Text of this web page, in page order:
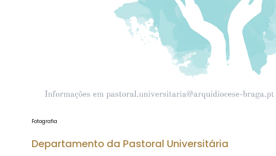
Fotografia
Departamento da Pastoral Universitária